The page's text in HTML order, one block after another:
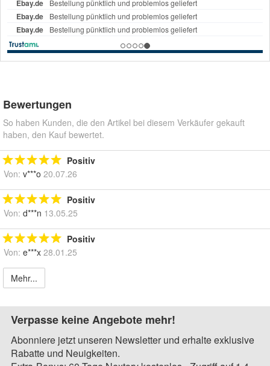
Bewertungen
So haben Kunden, die den Artikel bei diesem Verkäufer gekauft
haben, den Kauf bewertet.
Positiv
Von: v***o 20.07.26
Positiv
Von: d***n 13.05.25
Positiv
Von: e***x 28.01.25
Mehr...
Verpasse keine Angebote mehr!
Abonniere jetzt unseren Newsletter und erhalte exklusive
Rabatte und Neuigkeiten.